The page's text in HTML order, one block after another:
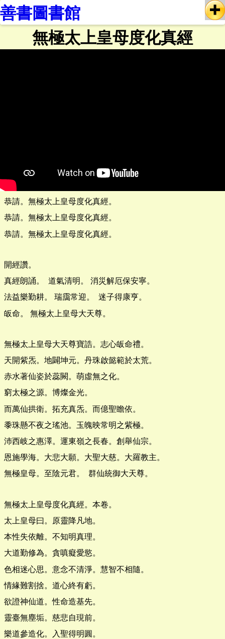
善書圖書館
無極太上皇母度化真經
恭請。無極太上皇母度化真經。
恭請。無極太上皇母度化真經。
恭請。無極太上皇母度化真經。
開經讚。
真經朗誦。 道氣清明。 消災解厄保安寧。
法益樂勤耕。 瑞靄常迎。 迷子得康亨。
皈命。 無極太上皇母大天尊。
無極太上皇母大天尊寶誥。志心皈命禮。
天開紫炁。地闢坤元。丹珠啟懿範於太荒。
赤水著仙姿於蕊闕。萌虛無之化。
窮太極之源。博燦金光。
而萬仙拱衛。拓充真炁。而億聖瞻依。
黍珠懸不夜之瑤池。玉魄映常明之紫極。
沛西岐之惠澤。運東嶺之長春。創舉仙宗。
恩施學海。大悲大願。大聖大慈。大羅教主。
無極皇母。至陰元君。 群仙統御大天尊。
無極太上皇母度化真經。本卷。
太上皇母曰。原靈降凡地。
本性失依離。不知明真理。
大道勤修為。貪嗔癡愛慾。
色相迷心思。意念不清淨。慧智不相隨。
情緣難割捨。道心終有虧。
欲證神仙道。性命造基先。
靈臺無塵垢。慈悲自現前。
樂道參造化。入聖得明圓。